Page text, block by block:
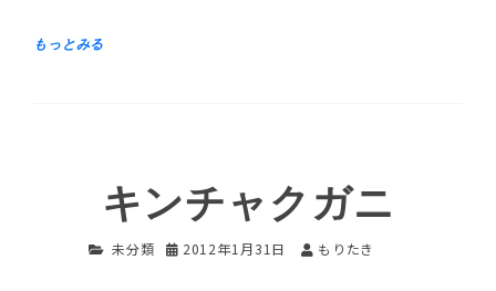
キンチャクガニ
未分類 2012年1月31日 もりたき